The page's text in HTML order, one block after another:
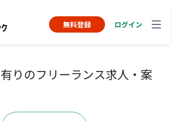
無料登録 ログイン
りのフリーランス求人・案